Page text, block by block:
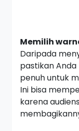
Memilih
Daripada
pastikan
penuh untuk
Ini bisa
karena